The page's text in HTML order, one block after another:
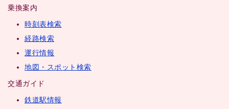
乗換案内
時刻表検索
経路検索
運行情報
地図・スポット検索
交通ガイド
鉄道駅情報